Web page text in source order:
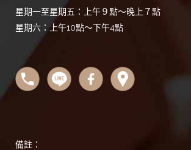
星期一至星期五：上午９點～晚上７點
星期六：上午10點～下午4點
備註：